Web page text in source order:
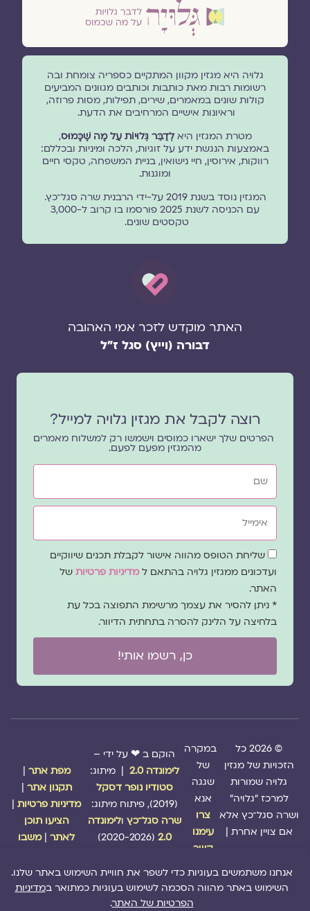
גלויה היא מגזין מקוון המתקיים כספריה צומחת ובה
רשומות רבות מאת כותבות וכותבים מגוונים המביעים
קולות שונים במאמרים, שירים, תפילות, מסות פרוזה,
וראיונות אישיים המרחיבים את הדעת.
מטרת המגזין היאלְדַבֵּר גְּלוּיוֹת עַל מָה שֶׁכָּמוּס,
באמצעות הנגשת ידע על זוגיות, הלכה ומיניות ובכללם:
רווקות, אירוסין, חיי נישואין, בניית המשפחה, טקסי חיים
ומוגנוּת.
המגזין נוסד בשנת 2019 על-ידי הרבנית שרה סגל־כץ.
עם הכניסה לשנת 2025 פורסמו בו קרוב ל-3,000
טקסטים שונים.
האתר מוקדש לזכר אמי האהובה
דבורה (וייץ) סגל ז"ל
רוצה לקבל את מגזין גלויה למייל?
הפרטים שלך ישארו כמוסים וישמשו רק למשלוח מאמרים
מהמגזין מפעם לפעם.
שם
אימייל
שדה
הסכמה
שליחת הטופס מהווה אישור לקבלת תכנים שיווקיים
ועדכונים ממגזין גלויה בהתאם ל מדיניות פרטיותשל
האתר.
* ניתן להסיר את עצמך מרשימת התפוצה בכל עת
בלחיצה על הלינק להסרה בתחתית הדיוור.
כן, רשמו אותי!
© 2026 כל
הזכויות של מגזין
גלויה שמורות
למרכז "גלויה"
ושרה סגל־כץ אלא
אם צויין אחרת |
במקרה
של
שגגה
אנא
צרו
עימנו
קשר
הוקם ב ❤ על ידי –
לימונדה 2.0
| מיתוג:
סטודיו נופר דסקל
שרה סגל־כץולימונדה
2.0
(2020-2026)
מפת אתר|
תקנון אתר|
מדיניות פרטיות|
הציעו תוכן
לאתר| משבו